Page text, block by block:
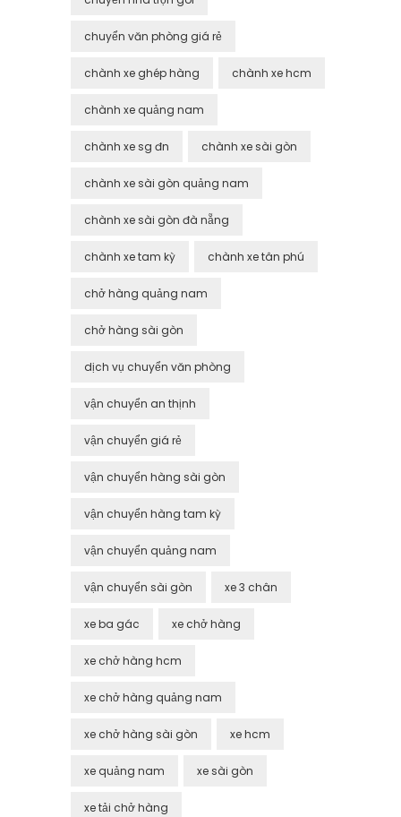
chuyển văn phòng giá rẻ
chành xe ghép hàng chành xe hcm
chành xe quảng nam
chành xe sg đn chành xe sài gòn
chành xe sài gòn quảng nam
chành xe sài gòn đà nẵng
chành xe tam kỳ chành xe tân phú
chở hàng quảng nam
chở hàng sài gòn
dịch vụ chuyển văn phòng
vận chuyển an thịnh
vận chuyển giá rẻ
vận chuyển hàng sài gòn
vận chuyển hàng tam kỳ
vận chuyển quảng nam
vận chuyển sài gòn xe 3 chân
xe ba gác xe chở hàng
xe chở hàng hcm
xe chở hàng quảng nam
xe chở hàng sài gòn xe hcm
xe quảng nam xe sài gòn
xe tải chở hàng